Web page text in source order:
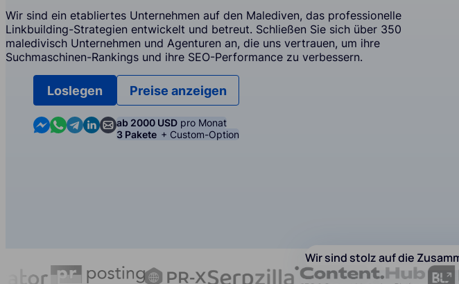
Wir sind ein etabliertes Unternehmen auf den Malediven, das professionelle
Linkbuilding-Strategien entwickelt und betreut. Schließen Sie sich über 350
maledivisch Unternehmen und Agenturen an, die uns vertrauen, um ihre
Suchmaschinen-Rankings und ihre SEO-Performance zu verbessern.
Loslegen
Contact us in Messenger
Contact us in WhatsApp
Contact us in Telegram
Contact us in Linkedin
Contact us by email
Preise anzeigen
ab 2000 USD pro Monat
3 Pakete + Custom-Option
Wir sind stolz auf die